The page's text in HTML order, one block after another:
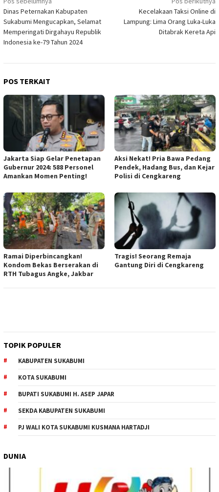
pos
Dinas Peternakan Kabupaten
Sukabumi Mengucapkan, Selamat
Memperingati Dirgahayu Republik
Indonesia ke-79 Tahun 2024
Kecelakaan Taksi Online di
Lampung: Lima Orang Luka-Luka
Ditabrak Kereta Api
POS TERKAIT
Jakarta Siap Gelar Penetapan
Gubernur 2024: 588 Personel
Amankan Momen Penting!
Aksi Nekat! Pria Bawa Pedang
Pendek, Hadang Bus, dan Kejar
Polisi di Cengkareng
Ramai Diperbincangkan!
Kondom Bekas Berserakan di
RTH Tubagus Angke, Jakbar
Tragis! Seorang Remaja
Gantung Diri di Cengkareng
TOPIK POPULER
KABUPATEN SUKABUMI
KOTA SUKABUMI
BUPATI SUKABUMI H. ASEP JAPAR
SEKDA KABUPATEN SUKABUMI
PJ WALI KOTA SUKABUMI KUSMANA HARTADJI
DUNIA